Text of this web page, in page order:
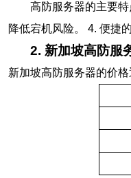
高防服务器的主要
降低宕机风险。 4. 便捷
2. 新加坡高防服
新加坡高防服务器的价